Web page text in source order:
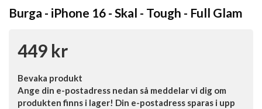
Burga - iPhone 16 - Skal - Tough - Full Glam
449 kr
Bevaka produkt
Ange din e-postadress nedan så meddelar vi dig om
produkten finns i lager! Din e-postadress sparas i upp